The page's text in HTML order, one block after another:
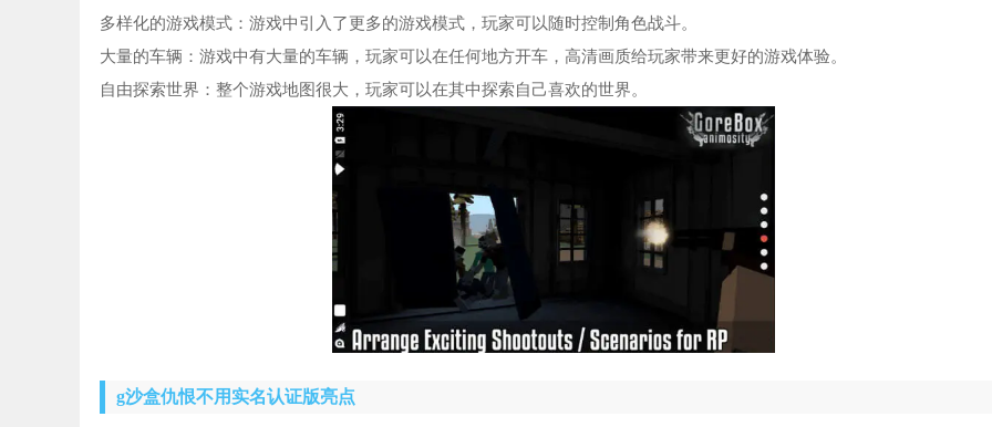
多样化的游戏模式：游戏中引入了更多的游戏模式，玩家可以随时控制角色战斗。
大量的车辆：游戏中有大量的车辆，玩家可以在任何地方开车，高清画质给玩家带来更好的游戏体验。
自由探索世界：整个游戏地图很大，玩家可以在其中探索自己喜欢的世界。
g沙盒仇恨不用实名认证版亮点